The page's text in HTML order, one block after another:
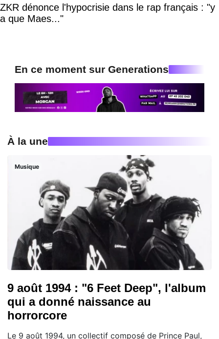
ZKR dénonce l'hypocrisie dans le rap français : "y
a que Maes..."
En ce moment sur Generations
À la une
Musique
9 août 1994 : "6 Feet Deep", l'album
qui a donné naissance au
horrorcore
Le 9 août 1994, un collectif composé de Prince Paul,